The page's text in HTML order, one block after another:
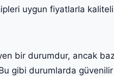
uygun fiyatlarla
bir durumdur, ancak
gibi durumlarda